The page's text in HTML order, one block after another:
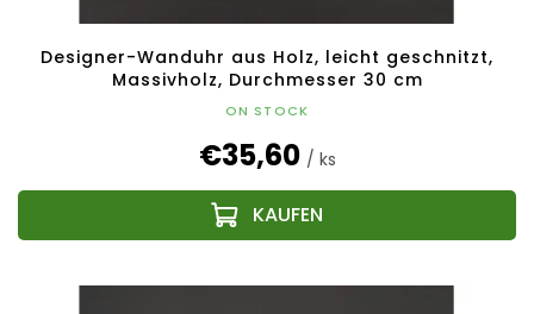
Designer-Wanduhr aus Holz, leicht geschnitzt,
Massivholz, Durchmesser 30 cm
ON STOCK
€35,60 / ks